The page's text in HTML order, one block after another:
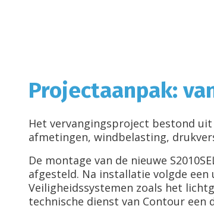
Projectaanpak:
Het vervangingsproject bestond
afmetingen, windbelasting,
De montage van de nieuwe
afgesteld. Na installatie volgde
Veiligheidssystemen zoals het
technische dienst van Contour